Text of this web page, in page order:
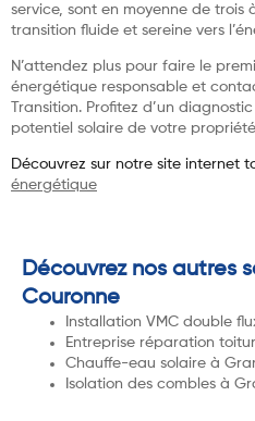
service, sont en moyenne de
transition fluide et sereine vers
N’attendez plus pour faire le
énergétique responsable et
Transition. Profitez d’un
potentiel solaire de votre
Découvrez sur notre site internet
énergétique
Découvrez nos autres
Couronne
Installation VMC double
Entreprise réparation
Chauffe-eau solaire à
Isolation des combles à